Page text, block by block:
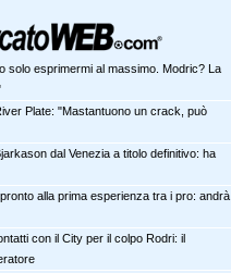
solo esprimermi al massimo. Modric? La
Plate: "Mastantuono un crack, può
dal Venezia a titolo definitivo: ha
alla prima esperienza tra i pro: andrà
con il City per il colpo Rodri: il